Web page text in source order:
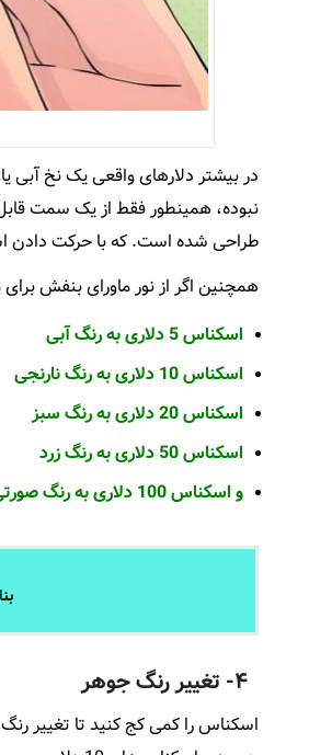
در بیشتر دلارهای واقعی یک نخ
طراحی شده است. که با حرکت دادن
همچنین اگر از نور ماورای بنفش
اسکناس 5 دلاری به رنگ آبی
اسکناس 10 دلاری به رنگ نارنجی
اسکناس 20 دلاری به رنگ سبز
اسکناس 50 دلاری به رنگ زرد
و اسکناس 100 دلاری به رنگ صورتی یا قرمز می‌درخشد.